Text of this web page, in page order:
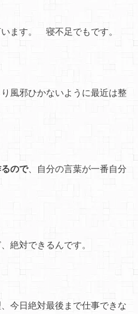
ます。 寝不足でもです。
風邪ひかないように最近は整
ので、自分の言葉が一番自分
絶対できるんです。
今日絶対最後まで仕事できな